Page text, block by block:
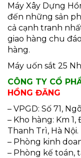
Máy Xây Dựng
đến những sản
cả cạnh tranh
giao hàng chu
hàng.
Máy uốn sắt 25
CÔNG TY CỔ
HỒNG ĐĂNG
– VPGD: Số 71,
– Kho hàng: Km
Thanh Trì, Hà Nội.
– Phòng kinh
– Phòng kế toán,